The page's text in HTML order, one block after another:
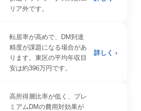
リア外です。
転居率が高めで、DM到達
精度が課題になる場合があ
ります。東区の平均年収目
安は約396万円です。
詳しく ›
高所得層比率が低く、プレ
ミアムDMの費用対効果が